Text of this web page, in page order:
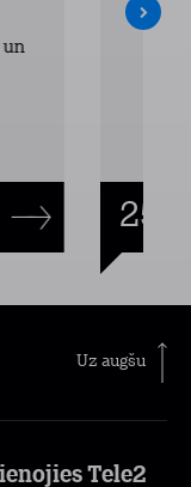
un
Uz augšu
Tele2